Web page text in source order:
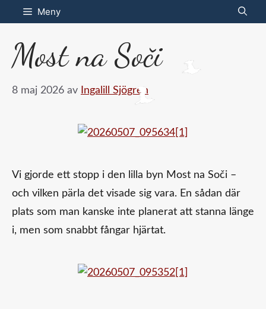
Hoppa
till
innehåll
Meny
Most na Soči
8 maj 2026 av Ingalill Sjögren
Vi gjorde ett stopp i den lilla byn Most na Soči –
och vilken pärla det visade sig vara. En sådan där
plats som man kanske inte planerat att stanna länge
i, men som snabbt fångar hjärtat.